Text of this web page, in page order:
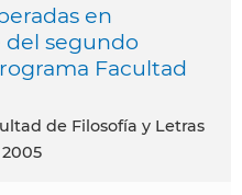
en
segundo
Facultad